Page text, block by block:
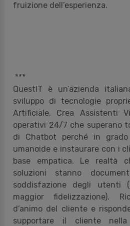
fruizione dell’esperienza.
***
QuestIT è un’azienda
sviluppo di tecnologie
Artificiale. Crea Assistenti
operativi 24/7 che superano
di Chatbot perché in
umanoide e instaurare con i
base empatica. Le realtà
soluzioni stanno
soddisfazione degli utenti
maggior fidelizzazione).
d’animo del cliente e
supportare il cliente nella